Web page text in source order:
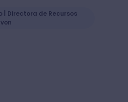
| Directora de Recursos